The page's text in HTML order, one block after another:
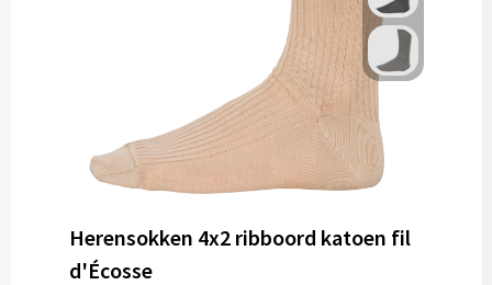
Herensokken 4x2 ribboord katoen fil
d'Écosse